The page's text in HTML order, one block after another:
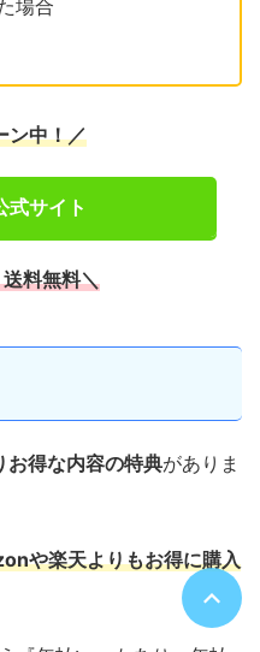
場合
ン中！／
式サイト
料無料＼
お得な内容の特典がありま
や楽天よりもお得に購入